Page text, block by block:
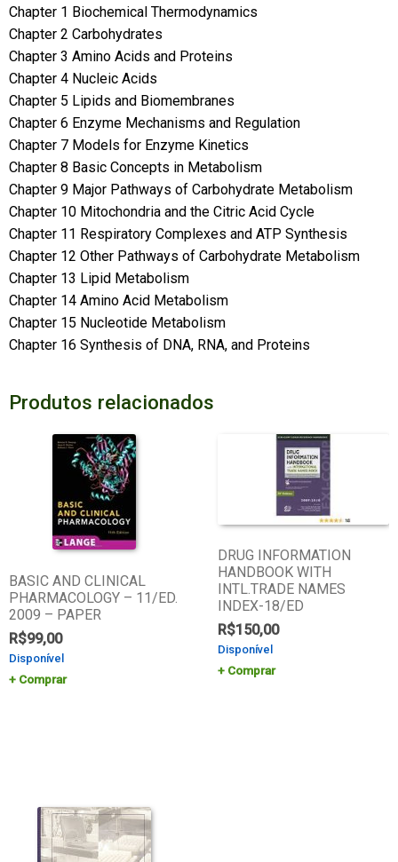
Chapter 1 Biochemical Thermodynamics
Chapter 2 Carbohydrates
Chapter 3 Amino Acids and Proteins
Chapter 4 Nucleic Acids
Chapter 5 Lipids and Biomembranes
Chapter 6 Enzyme Mechanisms and Regulation
Chapter 7 Models for Enzyme Kinetics
Chapter 8 Basic Concepts in Metabolism
Chapter 9 Major Pathways of Carbohydrate Metabolism
Chapter 10 Mitochondria and the Citric Acid Cycle
Chapter 11 Respiratory Complexes and ATP Synthesis
Chapter 12 Other Pathways of Carbohydrate Metabolism
Chapter 13 Lipid Metabolism
Chapter 14 Amino Acid Metabolism
Chapter 15 Nucleotide Metabolism
Chapter 16 Synthesis of DNA, RNA, and Proteins
Produtos relacionados
BASIC AND CLINICAL
PHARMACOLOGY – 11/ED.
2009 – PAPER
R$99,00
Disponível
Comprar
DRUG INFORMATION
HANDBOOK WITH
INTL.TRADE NAMES
INDEX-18/ED
R$150,00
Disponível
Comprar